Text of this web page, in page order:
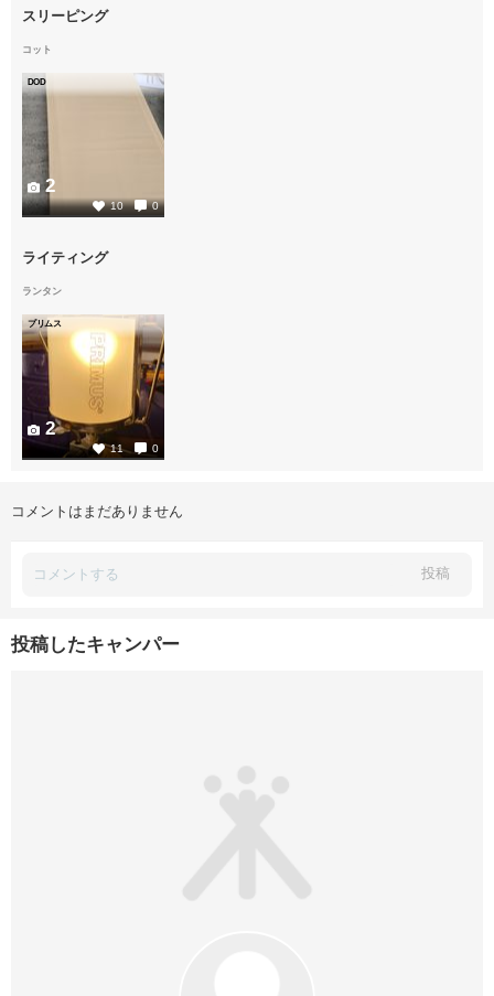
スリーピング
コット
DOD
10 0
2
ライティング
ランタン
プリムス
11 0
2
コメントはまだありません
投稿
投稿したキャンパー